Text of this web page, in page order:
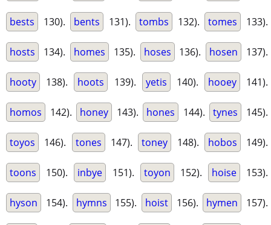
bests 130). bents 131). tombs 132). tomes 133).
hosts 134). homes 135). hoses 136). hosen 137).
hooty 138). hoots 139). yetis 140). hooey 141).
homos 142). honey 143). hones 144). tynes 145).
toyos 146). tones 147). toney 148). hobos 149).
toons 150). inbye 151). toyon 152). hoise 153).
hyson 154). hymns 155). hoist 156). hymen 157).